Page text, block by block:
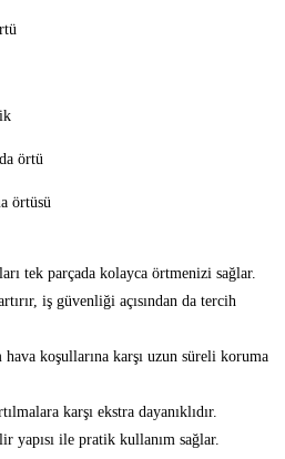
örtü
örtüsü
tek parçada kolayca örtmenizi sağlar.
iş güvenliği açısından da tercih
koşullarına karşı uzun süreli koruma
karşı ekstra dayanıklıdır.
ile pratik kullanım sağlar.